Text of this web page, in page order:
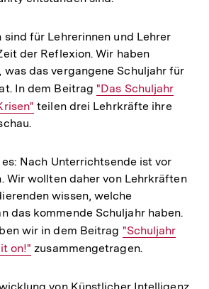
sind für Lehrerinnen und Lehrer
der Reflexion. Wir haben
das vergangene Schuljahr für
In dem BeitragInterner
Link:
"Das Schuljahr
teilen drei Lehrkräfte ihre
Nach Unterrichtsende ist vor
Wir wollten daher von Lehrkräften
wissen, welche
das kommende Schuljahr haben.
wir in dem Beitrag Interner
Link:
"Schuljahr
on!" zusammengetragen.